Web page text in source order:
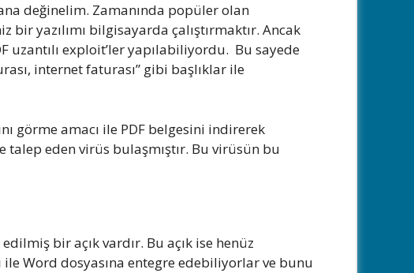
değinelim. Zamanında popüler olan
yazılımı bilgisayarda çalıştırmaktır. Ancak
uzantılı exploit’ler yapılabiliyordu. Bu sayede
internet faturası” gibi başlıklar ile
görme amacı ile PDF belgesini indirerek
eden virüs bulaşmıştır. Bu virüsün bu
bir açık vardır. Bu açık ise henüz
Word dosyasına entegre edebiliyorlar ve bunu